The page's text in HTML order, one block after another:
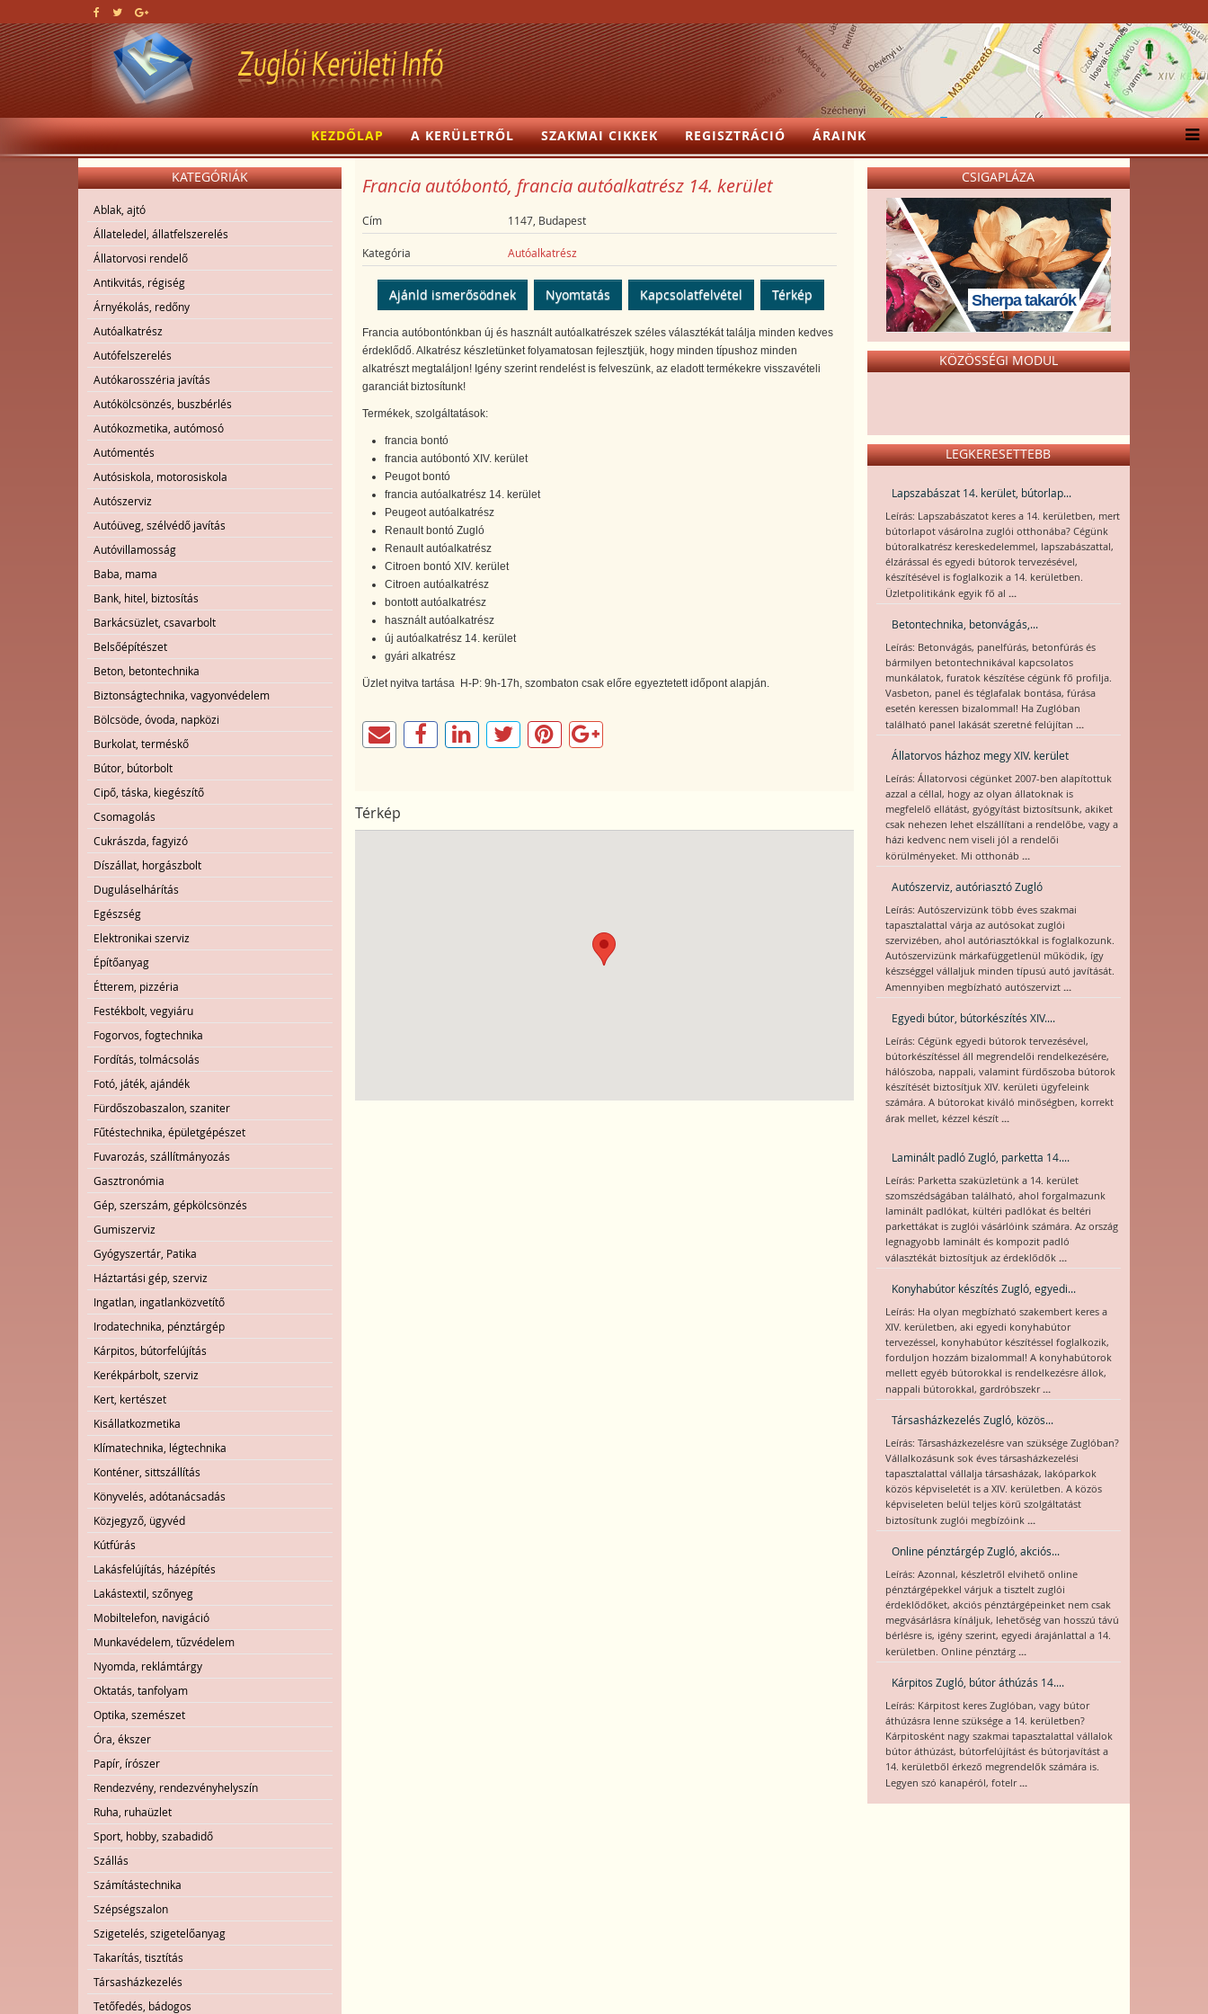
KEZDŐLAP A KERÜLETRŐL SZAKMAI CIKKEK REGISZTRÁCIÓ ÁRAINK
KATEGÓRIÁK
Ablak, ajtó
Állateledel, állatfelszerelés
Állatorvosi rendelő
Antikvitás, régiség
Árnyékolás, redőny
Autóalkatrész
Autófelszerelés
Autókarosszéria javítás
Autókölcsönzés, buszbérlés
Autókozmetika, autómosó
Autómentés
Autósiskola, motorosiskola
Autószerviz
Autóüveg, szélvédő javítás
Autóvillamosság
Baba, mama
Bank, hitel, biztosítás
Barkácsüzlet, csavarbolt
Belsőépítészet
Beton, betontechnika
Biztonságtechnika, vagyonvédelem
Bölcsöde, óvoda, napközi
Burkolat, terméskő
Bútor, bútorbolt
Cipő, táska, kiegészítő
Csomagolás
Cukrászda, fagyizó
Díszállat, horgászbolt
Duguláselhárítás
Egészség
Elektronikai szerviz
Építőanyag
Étterem, pizzéria
Festékbolt, vegyiáru
Fogorvos, fogtechnika
Fordítás, tolmácsolás
Fotó, játék, ajándék
Fürdőszobaszalon, szaniter
Fűtéstechnika, épületgépészet
Fuvarozás, szállítmányozás
Gasztronómia
Gép, szerszám, gépkölcsönzés
Gumiszerviz
Gyógyszertár, Patika
Háztartási gép, szerviz
Ingatlan, ingatlanközvetítő
Irodatechnika, pénztárgép
Kárpitos, bútorfelújítás
Kerékpárbolt, szerviz
Kert, kertészet
Kisállatkozmetika
Klímatechnika, légtechnika
Konténer, sittszállítás
Könyvelés, adótanácsadás
Közjegyző, ügyvéd
Kútfúrás
Lakásfelújítás, házépítés
Lakástextil, szőnyeg
Mobiltelefon, navigáció
Munkavédelem, tűzvédelem
Nyomda, reklámtárgy
Oktatás, tanfolyam
Optika, szemészet
Óra, ékszer
Papír, írószer
Rendezvény, rendezvényhelyszín
Ruha, ruhaüzlet
Sport, hobby, szabadidő
Szállás
Számítástechnika
Szépségszalon
Szigetelés, szigetelőanyag
Takarítás, tisztítás
Társasházkezelés
Tetőfedés, bádogos
Francia autóbontó, francia autóalkatrész 14. kerület
Cím 1147, Budapest
Kategória Autóalkatrész
Ajánld ismerősödnek Nyomtatás Kapcsolatfelvétel Térkép
Francia autóbontónkban új és használt autóalkatrészek széles választékát találja minden kedves
érdeklődő. Alkatrész készletünket folyamatosan fejlesztjük, hogy minden típushoz minden
alkatrészt megtaláljon! Igény szerint rendelést is felveszünk, az eladott termékekre visszavételi
garanciát biztosítunk!
Termékek, szolgáltatások:
francia bontó
francia autóbontó XIV. kerület
Peugot bontó
francia autóalkatrész 14. kerület
Peugeot autóalkatrész
Renault bontó Zugló
Renault autóalkatrész
Citroen bontó XIV. kerület
Citroen autóalkatrész
bontott autóalkatrész
használt autóalkatrész
új autóalkatrész 14. kerület
gyári alkatrész
Üzlet nyitva tartása H-P: 9h-17h, szombaton csak előre egyeztetett időpont alapján.
Térkép
CSIGAPLÁZA
Sherpa takarók
KÖZÖSSÉGI MODUL
LEGKERESETTEBB
Lapszabászat 14. kerület, bútorlap...
Leírás: Lapszabászatot keres a 14. kerületben, mert
bútorlapot vásárolna zuglói otthonába? Cégünk
bútoralkatrész kereskedelemmel, lapszabászattal,
élzárással és egyedi bútorok tervezésével,
készítésével is foglalkozik a 14. kerületben.
Üzletpolitikánk egyik fő al ...
Betontechnika, betonvágás,...
Leírás: Betonvágás, panelfúrás, betonfúrás és
bármilyen betontechnikával kapcsolatos
munkálatok, furatok készítése cégünk fő profilja.
Vasbeton, panel és téglafalak bontása, fúrása
esetén keressen bizalommal! Ha Zuglóban
található panel lakását szeretné felújítan ...
Állatorvos házhoz megy XIV. kerület
Leírás: Állatorvosi cégünket 2007-ben alapítottuk
azzal a céllal, hogy az olyan állatoknak is
megfelelő ellátást, gyógyítást biztosítsunk, akiket
csak nehezen lehet elszállítani a rendelőbe, vagy a
házi kedvenc nem viseli jól a rendelői
körülményeket. Mi otthonáb ...
Autószerviz, autóriasztó Zugló
Leírás: Autószervizünk több éves szakmai
tapasztalattal várja az autósokat zuglói
szervizében, ahol autóriasztókkal is foglalkozunk.
Autószervizünk márkafüggetlenül működik, így
készséggel vállaljuk minden típusú autó javítását.
Amennyiben megbízható autószervizt ...
Egyedi bútor, bútorkészítés XIV....
Leírás: Cégünk egyedi bútorok tervezésével,
bútorkészítéssel áll megrendelői rendelkezésére,
hálószoba, nappali, valamint fürdőszoba bútorok
készítését biztosítjuk XIV. kerületi ügyfeleink
számára. A bútorokat kiváló minőségben, korrekt
árak mellet, kézzel készít ...
Laminált padló Zugló, parketta 14....
Leírás: Parketta szaküzletünk a 14. kerület
szomszédságában található, ahol forgalmazunk
laminált padlókat, kültéri padlókat és beltéri
parkettákat is zuglói vásárlóink számára. Az ország
legnagyobb laminált és kompozit padló
választékát biztosítjuk az érdeklődők ...
Konyhabútor készítés Zugló, egyedi...
Leírás: Ha olyan megbízható szakembert keres a
XIV. kerületben, aki egyedi konyhabútor
tervezéssel, konyhabútor készítéssel foglalkozik,
forduljon hozzám bizalommal! A konyhabútorok
mellett egyéb bútorokkal is rendelkezésre állok,
nappali bútorokkal, gardróbszekr...
Társasházkezelés Zugló, közös...
Leírás: Társasházkezelésre van szüksége Zuglóban?
Vállalkozásunk sok éves társasházkezelési
tapasztalattal vállalja társasházak, lakóparkok
közös képviseletét is a XIV. kerületben. A közös
képviseleten belül teljes körű szolgáltatást
biztosítunk zuglói megbízóink ...
Online pénztárgép Zugló, akciós...
Leírás: Azonnal, készletről elvihető online
pénztárgépekkel várjuk a tisztelt zuglói
érdeklődőket, akciós pénztárgépeinket nem csak
megvásárlásra kínáljuk, lehetőség van hosszú távú
bérlésre is, igény szerint, egyedi árajánlattal a 14.
kerületben. Online pénztárg ...
Kárpitos Zugló, bútor áthúzás 14....
Leírás: Kárpitost keres Zuglóban, vagy bútor
áthúzásra lenne szüksége a 14. kerületben?
Kárpitosként nagy szakmai tapasztalattal vállalok
bútor áthúzást, bútorfelújítást és bútorjavítást a
14. kerületből érkező megrendelők számára is.
Legyen szó kanapéról, fotelr...